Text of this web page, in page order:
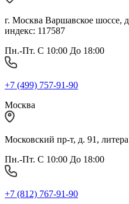
г. Москва Варшавское шоссе,
индекс: 117587
Пн.-Пт. С 10:00 До 18:00
+7 (499) 757-91-90
Москва
Московский пр-т, д. 91,
Пн.-Пт. С 10:00 До 18:00
+7 (812) 767-91-90